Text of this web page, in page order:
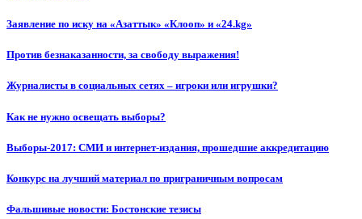
Заявление по иску на «Азаттык» «Клооп» и «24.kg»
Против безнаказанности, за свободу выражения!
Журналисты в социальных сетях – игроки или игрушки?
Как не нужно освещать выборы?
Выборы-2017: СМИ и интернет-издания, прошедшие аккредитацию
Конкурс на лучший материал по приграничным вопросам
Фальшивые новости: Бостонские тезисы